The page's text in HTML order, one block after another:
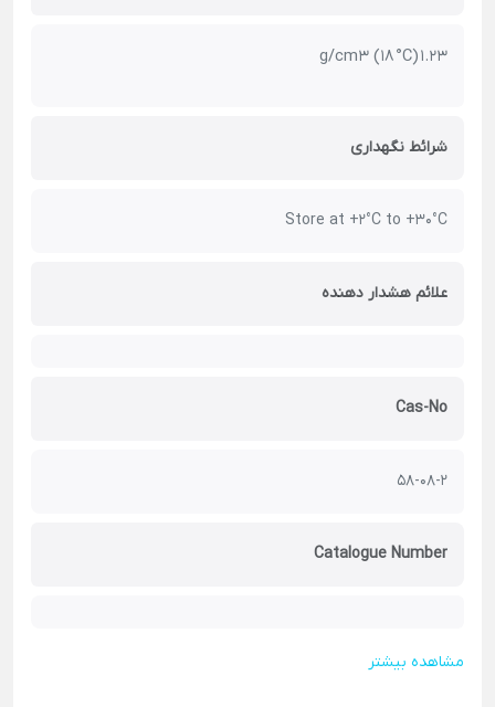
1.23 g/cm3 (18 °C)
شرائط نگهداری
Store at +2°C to +30°C
علائم هشدار دهنده
Cas-No
58-08-2
Catalogue Number
مشاهده بیشتر